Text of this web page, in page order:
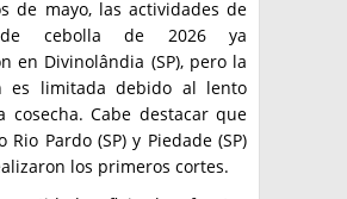
de mayo, las actividades de
de cebolla de 2026 ya
en Divinolândia (SP), pero la
es limitada debido al lento
cosecha. Cabe destacar que
Rio Pardo (SP) y Piedade (SP)
los primeros cortes.